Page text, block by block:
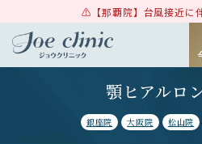
【那覇院】台風接近に
顎ヒアルロ
銀座院 大阪院 松山院